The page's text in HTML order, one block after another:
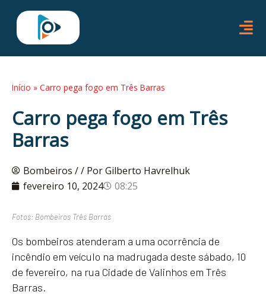
para
conteúdo
Início » Carro pega fogo em Três Barras
Carro pega fogo em Três
Barras
Bombeiros // Por Gilberto Havrelhuk
fevereiro 10, 2024
08:25
Fotos: Bombeiros Três Barras
Os bombeiros atenderam a uma ocorrência de
incêndio em veículo na madrugada deste sábado, 10
de fevereiro, na rua Cidade de Valinhos em Três
Barras.